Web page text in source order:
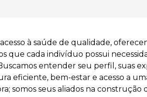
acesso à saúde de qualidade,
que cada indivíduo possui
entender seu perfil, suas
eficiente, bem-estar e acesso a
somos seus aliados na